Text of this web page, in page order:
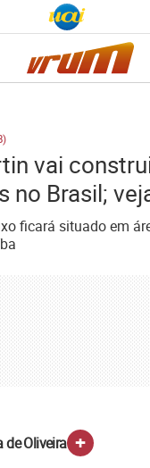
vai
no Brasil;
ficará situado em
de Oliveira +